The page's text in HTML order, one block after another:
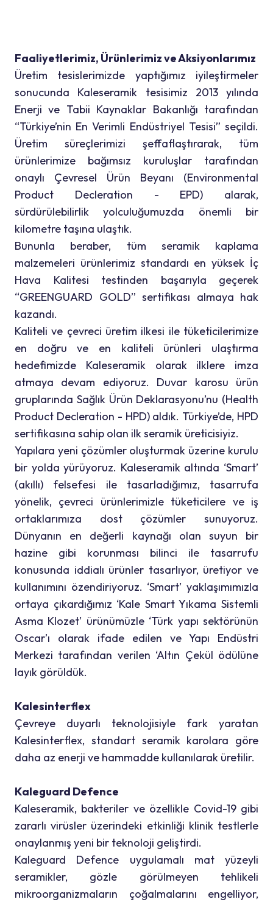
Faaliyetlerimiz, Ürünlerimiz ve Aksiyonlarımız
Üretim tesislerimizde yaptığımız iyileştirmeler
sonucunda Kaleseramik tesisimiz 2013 yılında
Enerji ve Tabii Kaynaklar Bakanlığı tarafından
“Türkiye’nin En Verimli Endüstriyel Tesisi” seçildi.
Üretim süreçlerimizi şeffaflaştırarak, tüm
ürünlerimize bağımsız kuruluşlar tarafından
onaylı Çevresel Ürün Beyanı (Environmental
Product Decleration - EPD) alarak,
sürdürülebilirlik yolculuğumuzda önemli bir
kilometre taşına ulaştık.
Bununla beraber, tüm seramik kaplama
malzemeleri ürünlerimiz standardı en yüksek İç
Hava Kalitesi testinden başarıyla geçerek
“GREENGUARD GOLD” sertifikası almaya hak
kazandı.
Kaliteli ve çevreci üretim ilkesi ile tüketicilerimize
en doğru ve en kaliteli ürünleri ulaştırma
hedefimizde Kaleseramik olarak ilklere imza
atmaya devam ediyoruz. Duvar karosu ürün
gruplarında Sağlık Ürün Deklarasyonu’nu (Health
Product Decleration - HPD) aldık. Türkiye’de, HPD
sertifikasına sahip olan ilk seramik üreticisiyiz.
Yapılara yeni çözümler oluşturmak üzerine kurulu
bir yolda yürüyoruz. Kaleseramik altında ‘Smart’
(akıllı) felsefesi ile tasarladığımız, tasarrufa
yönelik, çevreci ürünlerimizle tüketicilere ve iş
ortaklarımıza dost çözümler sunuyoruz.
Dünyanın en değerli kaynağı olan suyun bir
hazine gibi korunması bilinci ile tasarrufu
konusunda iddialı ürünler tasarlıyor, üretiyor ve
kullanımını özendiriyoruz. ‘Smart’ yaklaşımımızla
ortaya çıkardığımız ‘Kale Smart Yıkama Sistemli
Asma Klozet’ ürünümüzle ‘Türk yapı sektörünün
Oscar’ı olarak ifade edilen ve Yapı Endüstri
Merkezi tarafından verilen ‘Altın Çekül ödülüne
layık görüldük.
Kalesinterflex
Çevreye duyarlı teknolojisiyle fark yaratan
Kalesinterflex, standart seramik karolara göre
daha az enerji ve hammadde kullanılarak üretilir.
Kaleguard Defence
Kaleseramik, bakteriler ve özellikle Covid-19 gibi
zararlı virüsler üzerindeki etkinliği klinik testlerle
onaylanmış yeni bir teknoloji geliştirdi.
Kaleguard Defence uygulamalı mat yüzeyli
seramikler, gözle görülmeyen tehlikeli
mikroorganizmaların çoğalmalarını engelliyor,